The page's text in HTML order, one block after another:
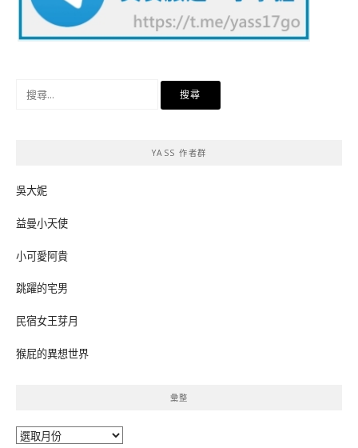
YASS 作者群
吳大妮
益曼小天使
小可愛阿貴
跳躍的宅男
民宿女王芽月
猴屁的異想世界
彙整
彙